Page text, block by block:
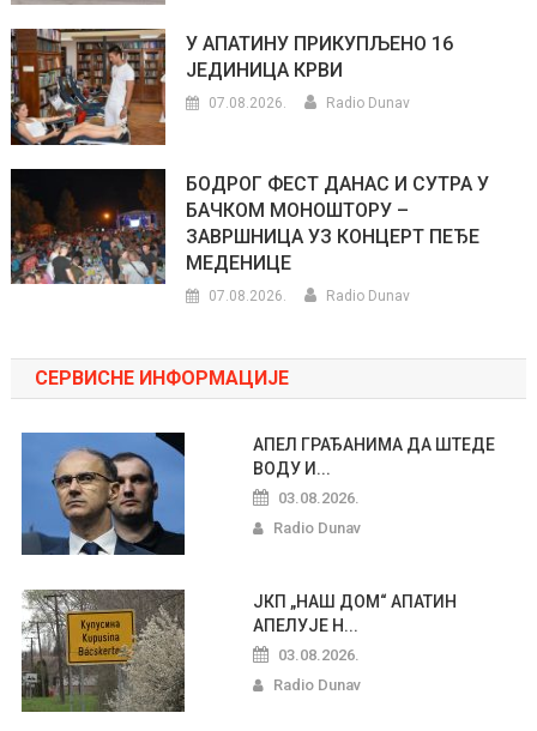
У АПАТИНУ ПРИКУПЉЕНО 16
ЈЕДИНИЦА КРВИ
07.08.2026. Radio Dunav
БОДРОГ ФЕСТ ДАНАС И СУТРА У
БАЧКОМ МОНОШТОРУ –
ЗАВРШНИЦА УЗ КОНЦЕРТ ПЕЂЕ
МЕДЕНИЦЕ
07.08.2026. Radio Dunav
СЕРВИСНЕ ИНФОРМАЦИЈЕ
АПЕЛ ГРАЂАНИМА ДА ШТЕДЕ
ВОДУ И...
03.08.2026.
Radio Dunav
ЈКП „НАШ ДОМ“ АПАТИН
АПЕЛУЈЕ Н...
03.08.2026.
Radio Dunav